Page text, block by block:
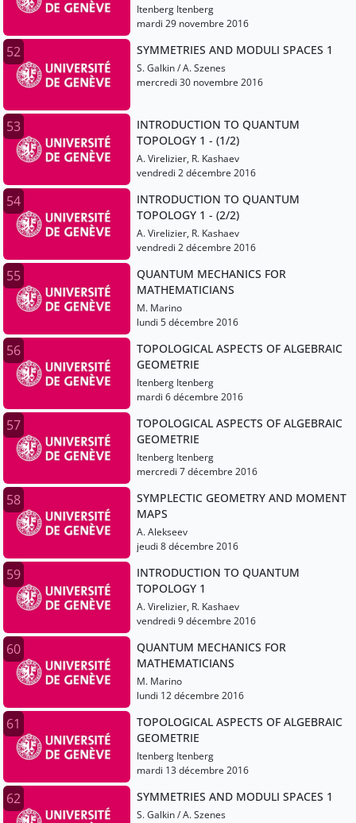
Itenberg Itenberg
mardi 29 novembre 2016
52 SYMMETRIES AND MODULI SPACES 1
S. Galkin / A. Szenes
mercredi 30 novembre 2016
53
INTRODUCTION TO QUANTUM
TOPOLOGY 1 - (1/2)
A. Virelizier, R. Kashaev
vendredi 2 décembre 2016
54
INTRODUCTION TO QUANTUM
TOPOLOGY 1 - (2/2)
A. Virelizier, R. Kashaev
vendredi 2 décembre 2016
55
QUANTUM MECHANICS FOR
MATHEMATICIANS
M. Marino
lundi 5 décembre 2016
56
TOPOLOGICAL ASPECTS OF ALGEBRAIC
GEOMETRIE
Itenberg Itenberg
mardi 6 décembre 2016
57
TOPOLOGICAL ASPECTS OF ALGEBRAIC
GEOMETRIE
Itenberg Itenberg
mercredi 7 décembre 2016
58
SYMPLECTIC GEOMETRY AND MOMENT
MAPS
A. Alekseev
jeudi 8 décembre 2016
59
INTRODUCTION TO QUANTUM
TOPOLOGY 1
A. Virelizier, R. Kashaev
vendredi 9 décembre 2016
60
QUANTUM MECHANICS FOR
MATHEMATICIANS
M. Marino
lundi 12 décembre 2016
61
TOPOLOGICAL ASPECTS OF ALGEBRAIC
GEOMETRIE
Itenberg Itenberg
mardi 13 décembre 2016
62 SYMMETRIES AND MODULI SPACES 1
S. Galkin / A. Szenes